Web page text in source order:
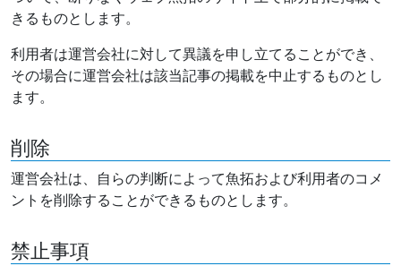
きるものとします。
利用者は運営会社に対して異議を申し立てることができ、
その場合に運営会社は該当記事の掲載を中止するものとし
ます。
削除
運営会社は、自らの判断によって魚拓および利用者のコメ
ントを削除することができるものとします。
禁止事項